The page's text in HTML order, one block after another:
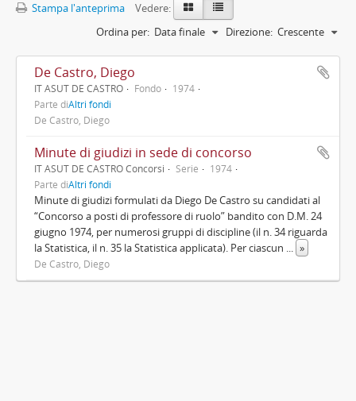
Stampa l'anteprima
Vedere:
Ordina per: Data finale Direzione: Crescente
De Castro, Diego
IT ASUT DE CASTRO Fondo
1974
Parte diAltri fondi
De Castro, Diego
Minute di giudizi in sede di concorso
IT ASUT DE CASTRO Concorsi Serie
1974
Parte diAltri fondi
Minute di giudizi formulati da Diego De Castro su candidati al
“Concorso a posti di professore di ruolo” bandito con D.M. 24
giugno 1974, per numerosi gruppi di discipline (il n. 34 riguarda
la Statistica, il n. 35 la Statistica applicata). Per ciascun ... »
De Castro, Diego